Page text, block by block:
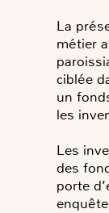
La
métier
ciblée
un
les
Les
des
porte